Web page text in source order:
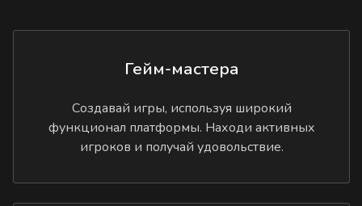
Гейм-мастера
Создавай игры, используя широкий
функционал платформы. Находи активных
игроков и получай удовольствие.